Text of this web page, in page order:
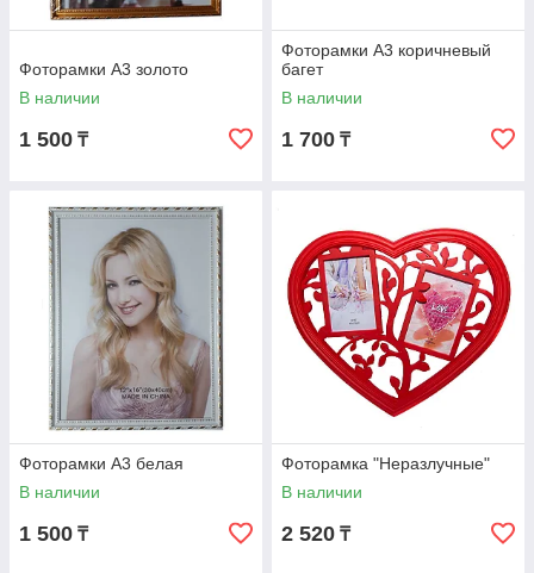
Фоторамки А3 золото
В наличии
1 500 ₸
Фоторамки А3 коричневый
багет
В наличии
1 700 ₸
Фоторамки А3 белая
В наличии
1 500 ₸
Фоторамка "Неразлучные"
В наличии
2 520 ₸